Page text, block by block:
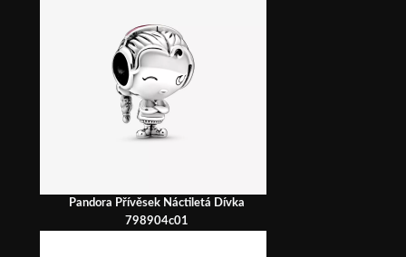
Pandora Přívěsek Náctiletá Dívka
798904c01